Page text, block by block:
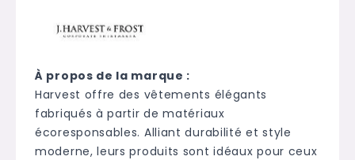
À propos de la marque :
Harvest offre des vêtements élégants
fabriqués à partir de matériaux
écoresponsables. Alliant durabilité et style
moderne, leurs produits sont idéaux pour ceux